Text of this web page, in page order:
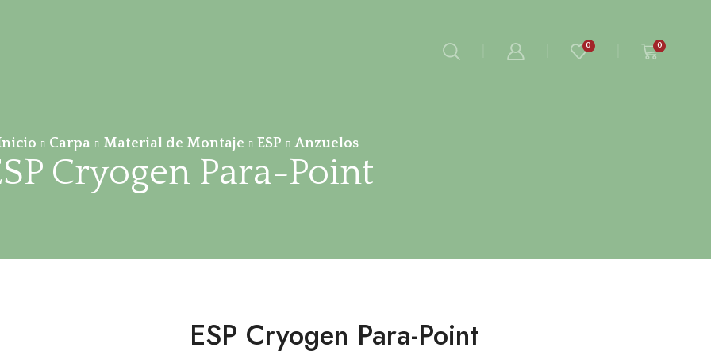
0 0
Carpa Material de Montaje ESP Anzuelos
Cryogen Para-Point
ESP Cryogen Para-Point